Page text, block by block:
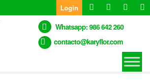
Login
Whatsapp: 986 642 260
contacto@karyflor.com